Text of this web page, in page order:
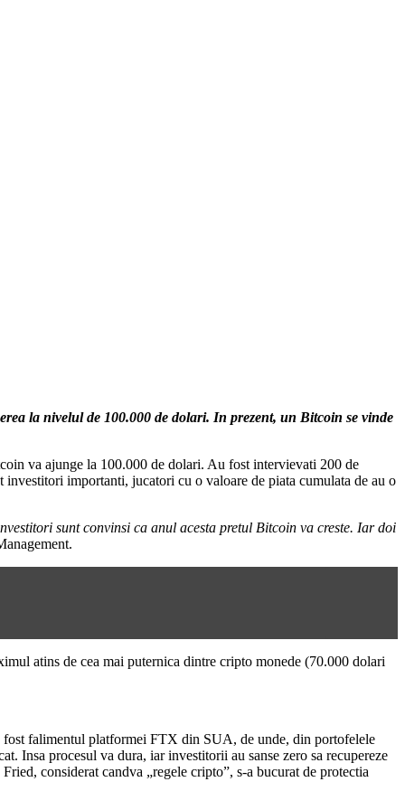
la nivelul de 100.000 de dolari. In prezent, un Bitcoin se vinde
va ajunge la 100.000 de dolari. Au fost intervievati 200 de
importanti, jucatori cu o valoare de piata cumulata de au o
sunt convinsi ca anul acesta pretul Bitcoin va creste. Iar doi
atins de cea mai puternica dintre cripto monede (70.000 dolari
fost falimentul platformei FTX din SUA, de unde, din portofelele
Insa procesul va dura, iar investitorii au sanse zero sa recupereze
considerat candva „regele cripto”, s-a bucurat de protectia